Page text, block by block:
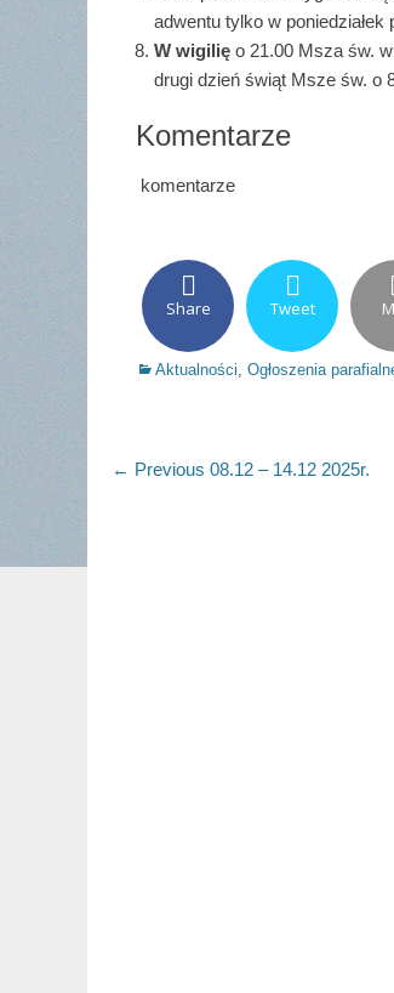
adwentu tylko w poniedziałek
W wigilię o 21.00 Msza św.
drugi dzień świąt Msze św. o
Komentarze
komentarze
Share Tweet
Categories
Aktualności Ogłoszenia
Nawigacja
← Previous Previous
08.12 – 14.12 2025r.